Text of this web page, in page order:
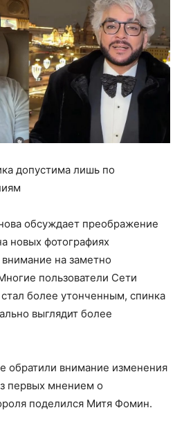
допустима лишь по
обсуждает преображение
новых фотографиях
на заметно
пользователи Сети
более утонченным, спинка
выглядит более
обратили внимание изменения
первых мнением о
поделился Митя Фомин.